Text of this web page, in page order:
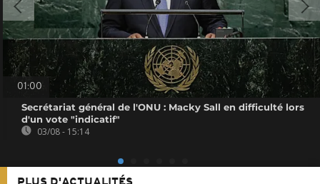
01:00
Secrétariat général de l'ONU : Macky Sall en difficulté lors
d'un vote "indicatif"
03/08 - 15:14